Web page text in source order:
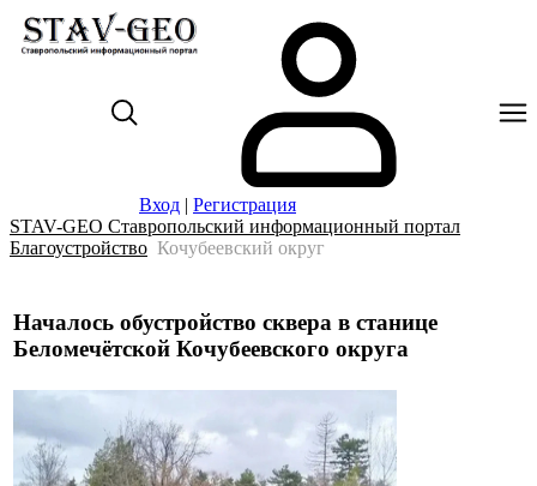
Вход | Регистрация
STAV-GEO Ставропольский информационный портал
Благоустройство Кочубеевский округ
Началось обустройство сквера в станице
Беломечётской Кочубеевского округа